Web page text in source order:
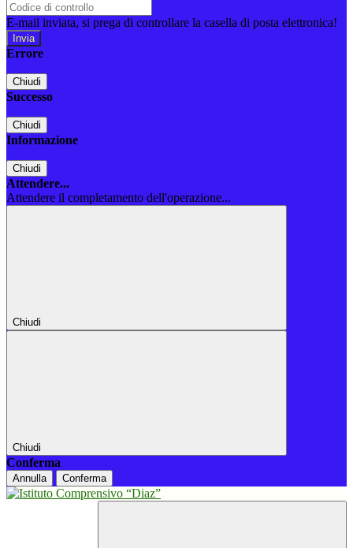
E-mail inviata, si prega di controllare la casella di posta elettronica!
Errore
Chiudi
Successo
Chiudi
Informazione
Chiudi
Attendere...
Attendere il completamento dell'operazione...
Chiudi
Chiudi
Conferma
Annulla Conferma